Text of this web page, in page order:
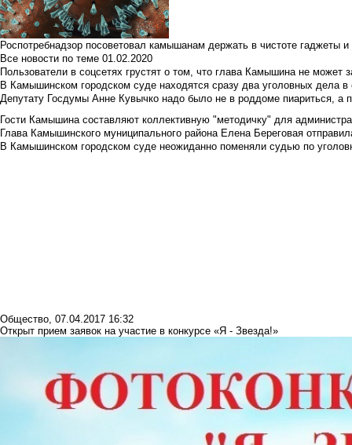
Роспотребнадзор посоветовал камышанам держать в чистоте гаджеты
Все новости по теме 01.02.2020
Пользователи в соцсетях грустят о том, что глава Камышина не может
В Камышинском городском суде находятся сразу два уголовных дела
Депутату Госдумы Анне Кувычко надо было не в роддоме пиариться, а
Гости Камышина составляют коллективную "методичку" для
Глава Камышинского муниципального района Елена Береговая
В Камышинском городском суде неожиданно поменяли судью по
Общество, 07.04.2017 16:32
Открыт прием заявок на участие в конкурсе «Я - Звезда!»